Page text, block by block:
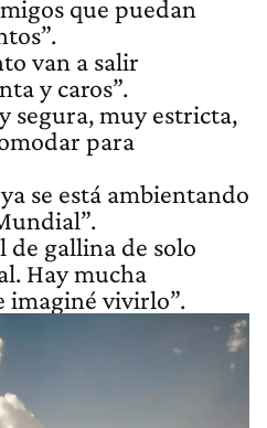
que puedan
van a salir
y caros”.
segura, muy estricta,
para
se está ambientando
de gallina de solo
Hay mucha
imaginé vivirlo”.